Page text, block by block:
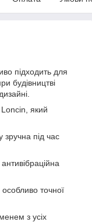
підходить для
будівництві
Loncin, який
зручна під час
точної
з усіх